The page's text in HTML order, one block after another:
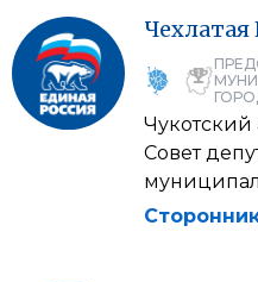
Чехлатая
Совет